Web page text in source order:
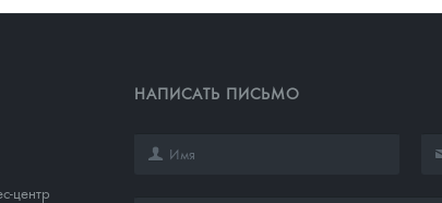
центр
НАПИСАТЬ ПИСЬМО